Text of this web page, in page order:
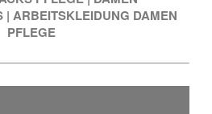
| ARBEITSKLEIDUNG DAMEN
PFLEGE